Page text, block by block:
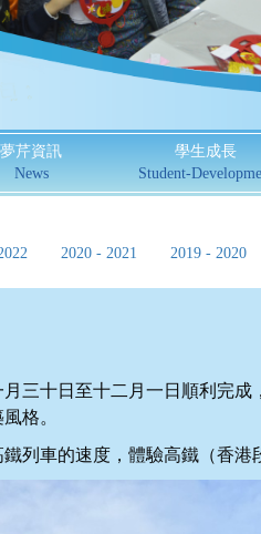
夢芹資訊
News
學生成長
Student-
2020 - 2021 2019 - 2020
三十日至十二月一日順利完
格。
列車的速度，體驗高鐵（香